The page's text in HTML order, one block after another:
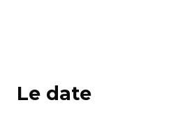
Le date